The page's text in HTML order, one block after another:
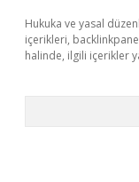
Hukuka ve yasal
içerikleri,
halinde, ilgili içerikler